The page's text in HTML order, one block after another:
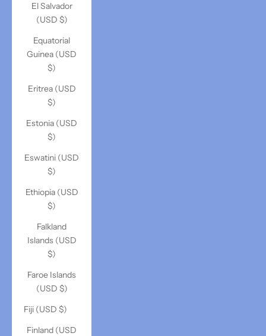
El Salvador
(USD $)
Equatorial
Guinea (USD
$)
Eritrea (USD
$)
Estonia (USD
$)
Eswatini (USD
$)
Ethiopia (USD
$)
Falkland
Islands (USD
$)
Faroe Islands
(USD $)
Fiji (USD $)
Finland (USD